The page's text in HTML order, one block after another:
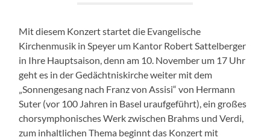
Mit diesem Konzert startet die Evangelische
Kirchenmusik in Speyer um Kantor Robert Sattelberger
in Ihre Hauptsaison, denn am 10. November um 17 Uhr
geht es in der Gedächtniskirche weiter mit dem
„Sonnengesang nach Franz von Assisi“ von Hermann
Suter (vor 100 Jahren in Basel uraufgeführt), ein großes
chorsymphonisches Werk zwischen Brahms und Verdi,
zum inhaltlichen Thema beginnt das Konzert mit